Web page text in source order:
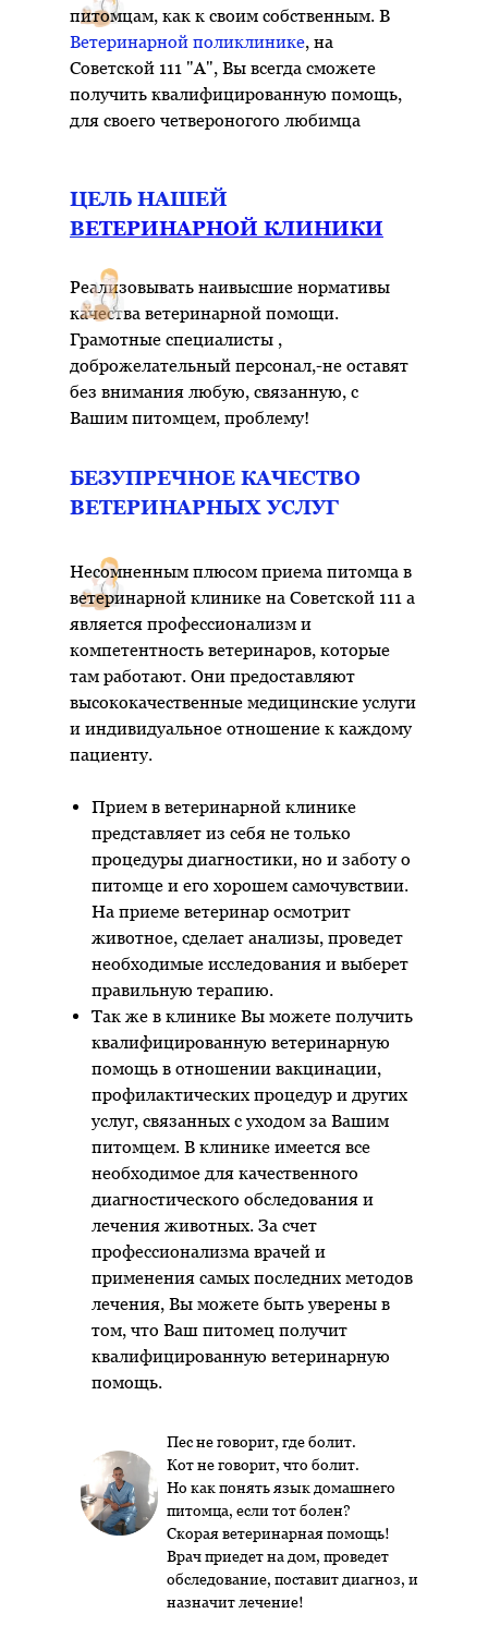
неотложная
домашнемуЦЕЛЬ НАШЕЙ
ВЕТЕРИНАРНОЙ КЛИНИКИ
БЕЗУПРЕЧНОЕ КАЧЕСТВО
ВЕТЕРИНАРНЫХ УСЛУГ
Несомненным плюсом приема питомца в
ветеринарной клинике на Советской 111 а
является профессионализм и
компетентность ветеринаров, которые
там работают. Они предоставляют
высококачественные медицинские услуги
и индивидуальное отношение к каждому
пациенту.
Прием в ветеринарной клинике
представляет из себя не только
процедуры диагностики, но и заботу о
питомце и его хорошем самочувствии.
На приеме ветеринар осмотрит
животное, сделает анализы, проведет
необходимые исследования и выберет
правильную терапию.
Так же в клинике Вы можете получить
квалифицированную ветеринарную
помощь в отношении вакцинации,
профилактических процедур и других
услуг, связанных с уходом за Вашим
питомцем. В клинике имеется все
необходимое для качественного
диагностического обследования и
лечения животных. За счет
профессионализма врачей и
применения самых последних методов
лечения, Вы можете быть уверены в
том, что Ваш питомец получит
квалифицированную ветеринарную
помощь.
питомцам, как к своим собственным. В
Ветеринарной поликлинике, на
Советской 111 "А", Вы всегда сможете
получить квалифицированную помощь,
для своего четвероногого любимца
Реализовывать наивысшие нормативы
качества ветеринарной помощи.
Грамотные специалисты ,
доброжелательный персонал,-не оставят
без внимания любую, связанную, с
Вашим питомцем, проблему!
Пес не говорит, где болит.
Кот не говорит, что болит.
Но как понять язык домашнего
питомца, если тот болен?
Скорая ветеринарная помощь!
Врач приедет на дом, проведет
обследование, поставит диагноз, и
назначит лечение!